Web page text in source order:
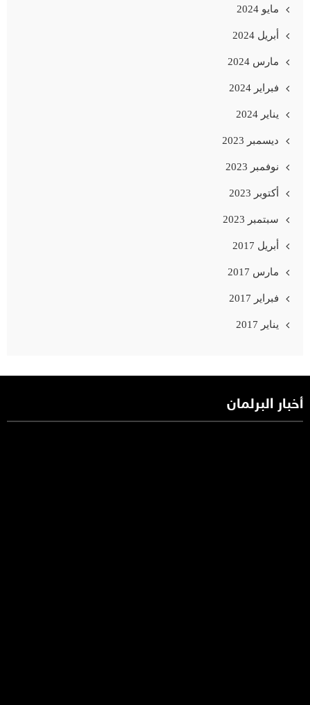
مايو 2024
أبريل 2024
مارس 2024
فبراير 2024
يناير 2024
ديسمبر 2023
نوفمبر 2023
أكتوبر 2023
سبتمبر 2023
أبريل 2017
مارس 2017
فبراير 2017
يناير 2017
أخبار البرلمان